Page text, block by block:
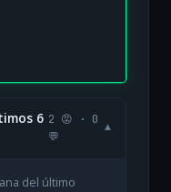
6 2 😡 · 0
💬
▾
del último